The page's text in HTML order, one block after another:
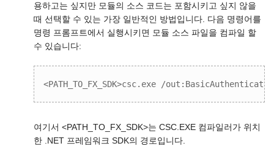
용하고는 싶지만 모듈의 소스 코드는 포함시키고 싶지 않을
때 선택할 수 있는 가장 일반적인 방법입니다. 다음 명령어를
명령 프롬프트에서 실행시키면 모듈 소스 파일을 컴파일 할
수 있습니다:
<PATH_TO_FX_SDK>csc.exe /
여기서 <PATH_TO_FX_SDK>는 CSC.EXE 컴파일러가 위치
한 .NET 프레임워크 SDK의 경로입니다.